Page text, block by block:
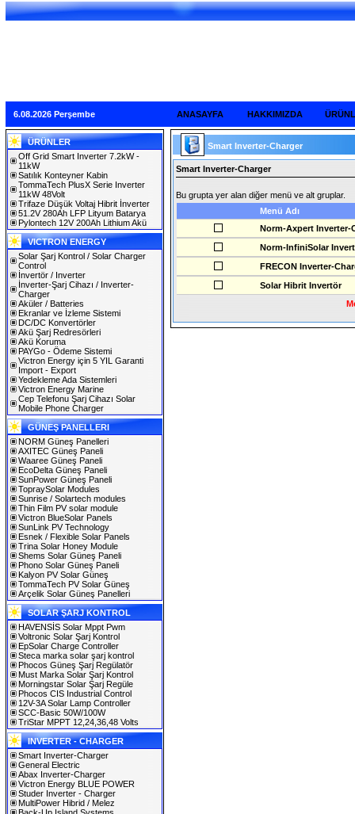
6.08.2026 Perşembe ANASAYFA HAKKIMIZDA
ÜRÜNLER
Off Grid Smart Inverter 7.2kW -
11kW
Satılık Konteyner Kabin
TommaTech PlusX Serie Inverter
11kW 48Volt
Trifaze Düşük Voltaj Hibrit İnverter
51.2V 280Ah LFP Lityum Batarya
Pylontech 12V 200Ah Lithium Akü
VICTRON ENERGY
Solar Şarj Kontrol / Solar Charger
Control
İnvertör / Inverter
İnverter-Şarj Cihazı / Inverter-
Charger
Aküler / Batteries
Ekranlar ve İzleme Sistemi
DC/DC Konvertörler
Akü Şarj Redresörleri
Akü Koruma
PAYGo - Ödeme Sistemi
Victron Energy için 5 YIL Garanti
Import - Export
Yedekleme Ada Sistemleri
Victron Energy Marine
Cep Telefonu Şarj Cihazı Solar
Mobile Phone Charger
GÜNEŞ PANELLERI
NORM Güneş Panelleri
AXITEC Güneş Paneli
Waaree Güneş Paneli
EcoDelta Güneş Paneli
SunPower Güneş Paneli
TopraySolar Modules
Sunrise / Solartech modules
Thin Film PV solar module
Victron BlueSolar Panels
SunLink PV Technology
Esnek / Flexible Solar Panels
Trina Solar Honey Module
Shems Solar Güneş Paneli
Phono Solar Güneş Paneli
Kalyon PV Solar Güneş
TommaTech PV Solar Güneş
Arçelik Solar Güneş Panelleri
SOLAR ŞARJ KONTROL
HAVENSİS Solar Mppt Pwm
Voltronic Solar Şarj Kontrol
EpSolar Charge Controller
Steca marka solar şarj kontrol
Phocos Güneş Şarj Regülatör
Must Marka Solar Şarj Kontrol
Morningstar Solar Şarj Regüle
Phocos CIS Industrial Control
12V-3A Solar Lamp Controller
SCC-Basic 50W/100W
TriStar MPPT 12,24,36,48 Volts
INVERTER - CHARGER
Smart Inverter-Charger
General Electric
Abax Inverter-Charger
Victron Energy BLUE POWER
Studer Inverter - Charger
MultiPower Hibrid / Melez
Smart Inverter-Charger
Smart Inverter-Charger
Bu grupta yer alan diğer menü ve alt gruplar.
Menü Adı
Norm-Axpert Inverter-
Norm-InfiniSolar
FRECON Inverter-
Solar Hibrit Invertör